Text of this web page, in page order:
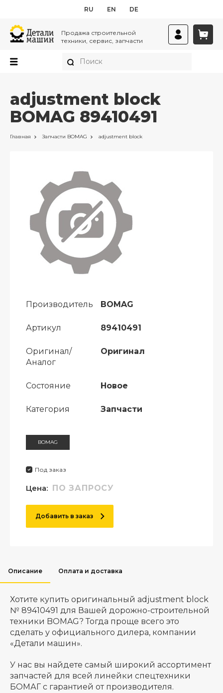
RU EN DE
Продажа строительной
техники, сервис, запчасти
adjustment block
BOMAG 89410491
Главная Запчасти BOMAG adjustment block
Производитель BOMAG
Артикул 89410491
Оригинал/
Аналог
Оригинал
Состояние Новое
Категория Запчасти
BOMAG
Под заказ
Цена: ПО ЗАПРОСУ
Добавить в заказ
Описание Оплата и доставка
Хотите купить оригинальный adjustment block
№ 89410491 для Вашей дорожно-строительной
техники BOMAG? Тогда проще всего это
сделать у официального дилера, компании
«Детали машин».
У нас вы найдете самый широкий ассортимент
запчастей для всей линейки спецтехники
БОМАГ с гарантией от производителя.